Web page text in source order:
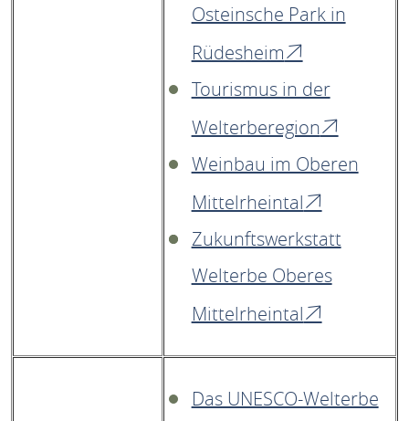
Osteinsche Park in
Rüdesheim
Tourismus in der
Welterberegion
Weinbau im Oberen
Mittelrheintal
Zukunftswerkstatt
Welterbe Oberes
Mittelrheintal
Das UNESCO-Welterbe